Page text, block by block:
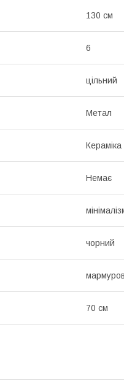
130 см
6
цільний
Метал
Кераміка
Немає
чорний
70 см